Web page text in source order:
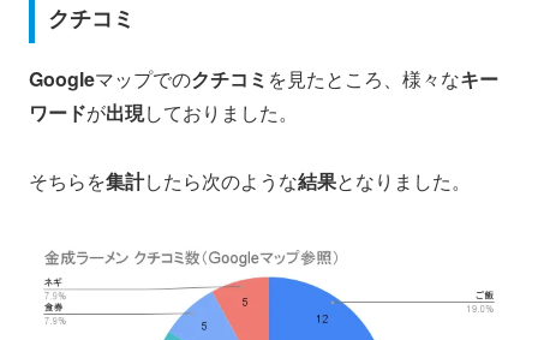
クチコミ
Googleマップでのクチコミ を見たところ、様々なキー
ワードが出現しておりました。
そちらを集計したら次のような結果となりました。